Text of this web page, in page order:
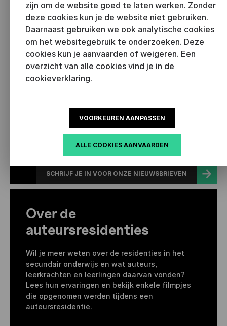
voor het Lezen’ wil daarom zoveel mogelijk
Vlamingen mobiliseren om te lezen, voor te lezen of
samen te lezen.
Blijf op de hoogte
Literatuur Vlaanderen als eerste in je mailbox.
SCHRIJF JE IN VOOR ONZE NIEUWSBRIEVEN
Over de
auteursresidenties
Wil je meer weten over de residenties in het
secundair onderwijs en wat auteurs,
leerkrachten en leerlingen daarvan vonden?
Lees hun ervaringen en bekijk enkele filmpjes
die opgenomen werden tijdens een
auteursresidentie.
zijn om de website goed te laten werken. Zonder
deze cookies kun je de website niet gebruiken.
Daarnaast gebruiken we ook analytische cookies
om het websitegebruik te onderzoeken. Deze
cookies kun je aanvaarden of weigeren. Een
overzicht van alle cookies vind je in de
cookieverklaring.
VOORKEUREN AANPASSEN
ALLE COOKIES AANVAARDEN